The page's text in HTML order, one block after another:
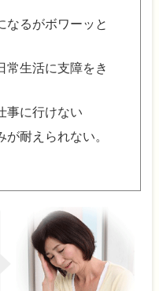
なるがボワーッと
常生活に支障をき
事に行けない
耐えられない。